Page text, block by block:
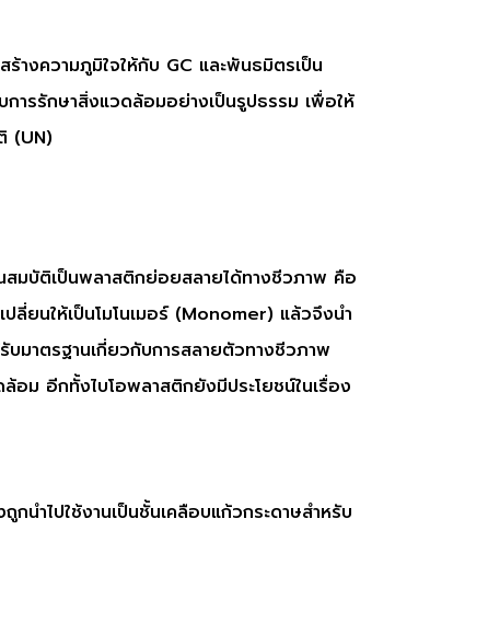
งความภูมิใจให้กับ GC และพันธมิตรเป็น
ารรักษาสิ่งแวดล้อมอย่างเป็นรูปธรรม เพื่อให้
(UN)
มบัติเป็นพลาสติกย่อยสลายได้ทางชีวภาพ คือ
ยนให้เป็นโมโนเมอร์ (Monomer) แล้วจึงนำ
มาตรฐานเกี่ยวกับการสลายตัวทางชีวภาพ
ม อีกทั้งไบโอพลาสติกยังมีประโยชน์ในเรื่อง
ำไปใช้งานเป็นชั้นเคลือบแก้วกระดาษสำหรับ